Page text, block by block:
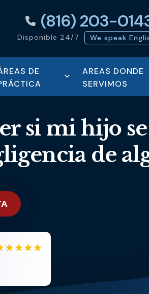
(816) 203-
Disponible 24/7 We speak
DE
AREAS DONDE
SERVIMOS
si mi hijo
de